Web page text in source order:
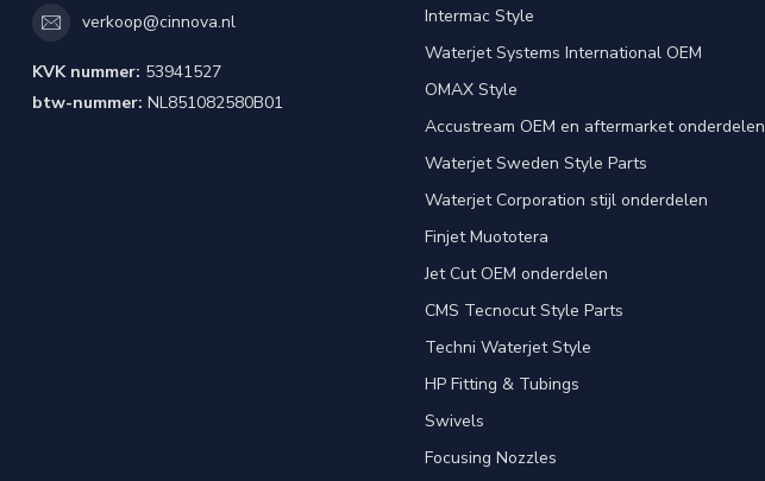
verkoop@cinnova.nl
KVK nummer: 53941527
btw-nummer: NL851082580B01
Intermac Style
Waterjet Systems International OEM
OMAX Style
Accustream OEM en aftermarket onderdelen
Waterjet Sweden Style Parts
Waterjet Corporation stijl onderdelen
Finjet Muototera
Jet Cut OEM onderdelen
CMS Tecnocut Style Parts
Techni Waterjet Style
HP Fitting & Tubings
Swivels
Focusing Nozzles